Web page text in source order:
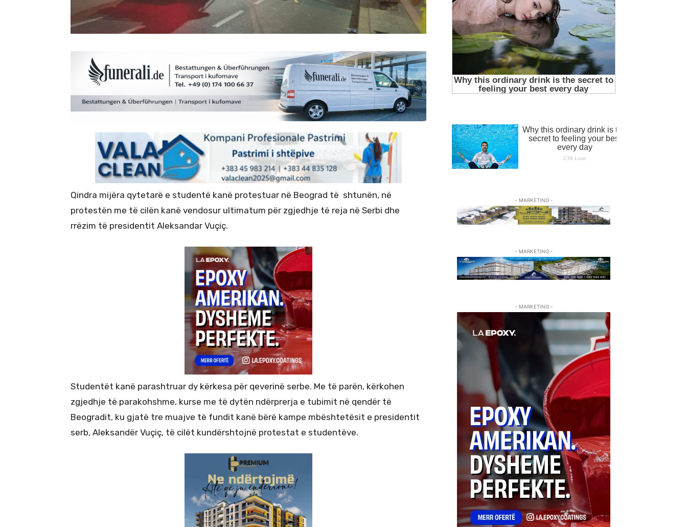
Qindra mijëra qytetarë e studentë kanë protestuar në Beograd të shtunën, në
protestën me të cilën kanë vendosur ultimatum për zgjedhje të reja në Serbi dhe
rrëzim të presidentit Aleksandar Vuçiç.
Studentët kanë parashtruar dy kërkesa për qeverinë serbe. Me të parën, kërkohen
zgjedhje të parakohshme, kurse me të dytën ndërprerja e tubimit në qendër të
Beogradit, ku gjatë tre muajve të fundit kanë bërë kampe mbështetësit e presidentit
serb, Aleksandër Vuçiç, të cilët kundërshtojnë protestat e studentëve.
- MARKETING -
- MARKETING -
- MARKETING -